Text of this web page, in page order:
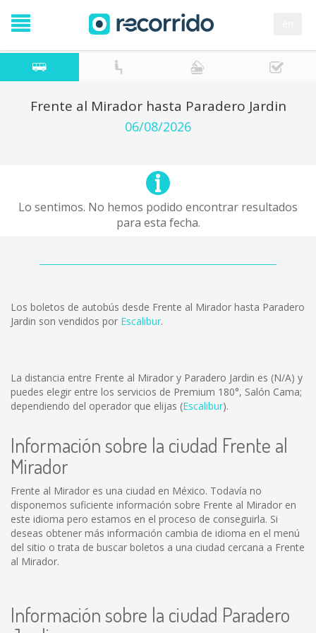
Frente al Mirador hasta Paradero Jardin
06/08/2026
Lo sentimos. No hemos podido encontrar resultados
para esta fecha.
Los boletos de autobús desde Frente al Mirador hasta Paradero
Jardin son vendidos por Escalibur.
La distancia entre Frente al Mirador y Paradero Jardin es (N/A) y
puedes elegir entre los servicios de Premium 180°, Salón Cama;
dependiendo del operador que elijas (Escalibur).
Información sobre la ciudad Frente al
Mirador
Frente al Mirador es una ciudad en México. Todavía no
disponemos suficiente información sobre Frente al Mirador en
este idioma pero estamos en el proceso de conseguirla. Si
deseas obtener más información cambia de idioma en el menú
del sitio o trata de buscar boletos a una ciudad cercana a Frente
al Mirador.
Información sobre la ciudad Paradero